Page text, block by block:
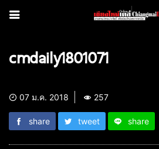
cmdaily1801071
07 ม.ค. 2018 257
share tweet share